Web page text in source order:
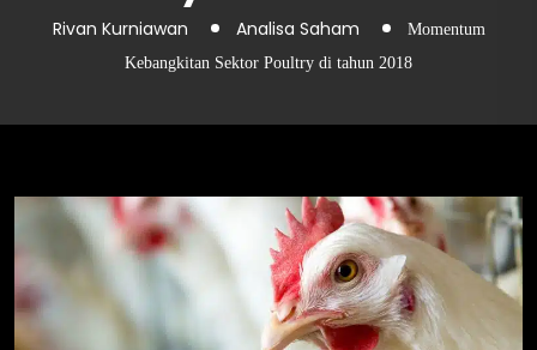
Rivan Kurniawan Analisa Saham
Momentum
Kebangkitan Sektor Poultry di tahun 2018